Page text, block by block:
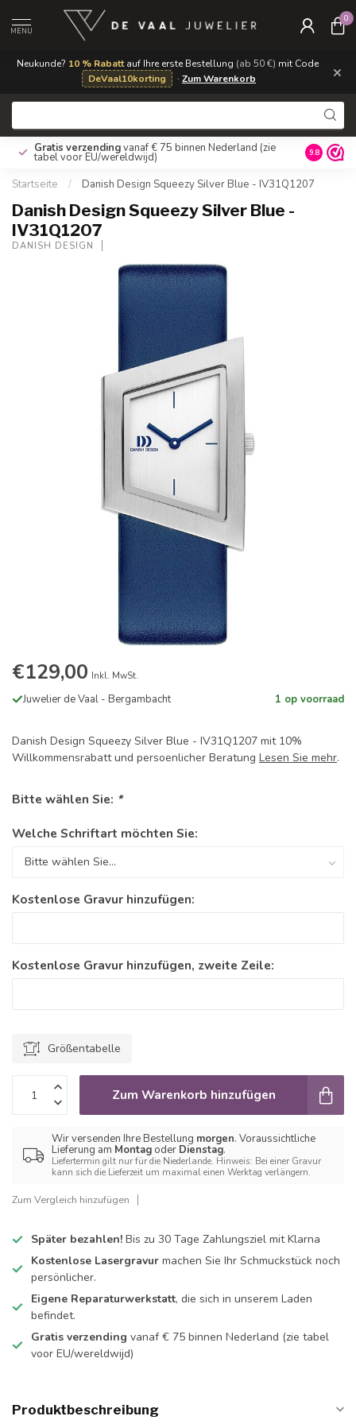
Neukunde? 10 % Rabattauf Ihre erste Bestellung (ab 50 €) mit Code
DeVaal10korting
· Zum Warenkorb ×
MENU
0
Gratis verzendingvanaf € 75 binnen Nederland (zie
tabel voor EU/wereldwijd) 9.8
Startseite / Danish Design Squeezy Silver Blue - IV31Q1207
Danish Design Squeezy Silver Blue -
IV31Q1207
DANISH DESIGN
€129,00 Inkl. MwSt.
Juwelier de Vaal - Bergambacht 1 op voorraad
Danish Design Squeezy Silver Blue - IV31Q1207 mit 10%
Willkommensrabatt und persoenlicher Beratung Lesen Sie mehr.
Bitte wählen Sie: *
Welche Schriftart möchten Sie:
Kostenlose Gravur hinzufügen:
Kostenlose Gravur hinzufügen, zweite Zeile:
Größentabelle
Zum Warenkorb hinzufügen
Wir versenden Ihre Bestellung morgen. Voraussichtliche
Lieferung am Montag oder Dienstag.
Liefertermin gilt nur für die Niederlande. Hinweis: Bei einer Gravur
kann sich die Lieferzeit um maximal einen Werktag verlängern.
Zum Vergleich hinzufügen
Später bezahlen! Bis zu 30 Tage Zahlungsziel mit Klarna
Kostenlose Lasergravur machen Sie Ihr Schmuckstück noch
persönlicher.
Eigene Reparaturwerkstatt, die sich in unserem Laden
befindet.
Gratis verzending vanaf € 75 binnen Nederland (zie tabel
voor EU/wereldwijd)
Produktbeschreibung